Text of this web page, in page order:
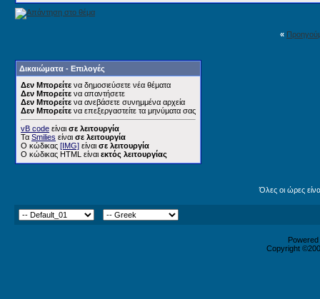
«
Δικαιώματα - Επιλογές
Δεν Μπορείτε να δημοσιεύσετε νέα θέματα
Δεν Μπορείτε να απαντήσετε
Δεν Μπορείτε να ανεβάσετε συνημμένα αρχεία
Δεν Μπορείτε να επεξεργαστείτε τα μηνύματα σας
vB code είναι σε λειτουργία
Τα Smilies είναι σε λειτουργία
Ο κώδικας [IMG] είναι σε λειτουργία
Ο κώδικας HTML είναι εκτός λειτουργίας
Όλες οι ώρες
Copyright